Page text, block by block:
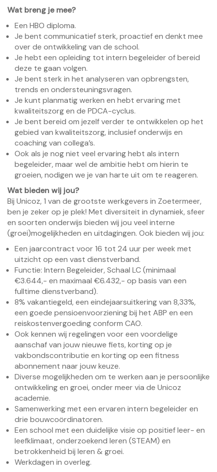
Wat breng je mee?
Een HBO diploma.
Je bent communicatief sterk, proactief en denkt mee
over de ontwikkeling van de school.
Je hebt een opleiding tot intern begeleider of bereid
deze te gaan volgen.
Je bent sterk in het analyseren van opbrengsten,
trends en ondersteuningsvragen.
Je kunt planmatig werken en hebt ervaring met
kwaliteitszorg en de PDCA-cyclus.
Je bent bereid om jezelf verder te ontwikkelen op het
gebied van kwaliteitszorg, inclusief onderwijs en
coaching van collega’s.
Ook als je nog niet veel ervaring hebt als intern
begeleider, maar wel de ambitie hebt om hierin te
groeien, nodigen we je van harte uit om te reageren.
Wat bieden wij jou?
Bij Unicoz, 1 van de grootste werkgevers in Zoetermeer,
ben je zeker op je plek! Met diversiteit in dynamiek, sfeer
en soorten onderwijs bieden wij jou veel interne
(groei)mogelijkheden en uitdagingen. Ook bieden wij jou:
Een jaarcontract voor 16 tot 24 uur per week met
uitzicht op een vast dienstverband.
Functie: Intern Begeleider, Schaal LC (minimaal
€3.644,- en maximaal €6.432,- op basis van een
fulltime dienstverband).
8% vakantiegeld, een eindejaarsuitkering van 8,33%,
een goede pensioenvoorziening bij het ABP en een
reiskostenvergoeding conform CAO.
Ook kennen wij regelingen voor een voordelige
aanschaf van jouw nieuwe fiets, korting op je
vakbondscontributie en korting op een fitness
abonnement naar jouw keuze.
Diverse mogelijkheden om te werken aan je persoonlijke
ontwikkeling en groei, onder meer via de Unicoz
academie.
Samenwerking met een ervaren intern begeleider en
drie bouwcoördinatoren.
Een school met een duidelijke visie op positief leer- en
leefklimaat, onderzoekend leren (STEAM) en
betrokkenheid bij leren & groei.
Werkdagen in overleg.